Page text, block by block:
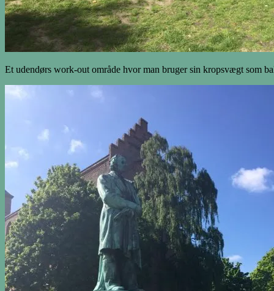
Et udendørs work-out område hvor man bruger sin kropsvægt som